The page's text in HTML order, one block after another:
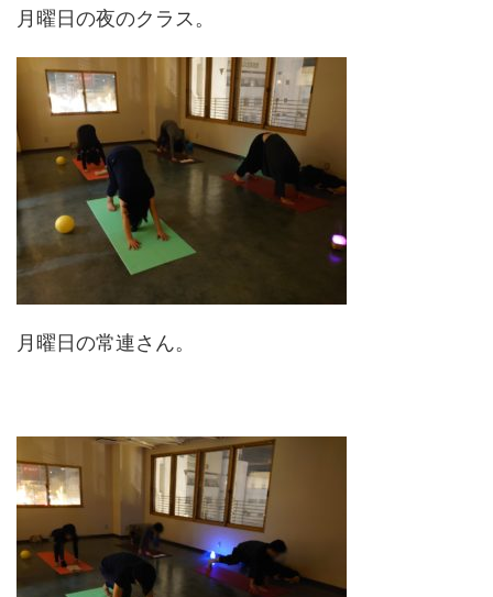
月曜日の夜のクラス。
月曜日の常連さん。